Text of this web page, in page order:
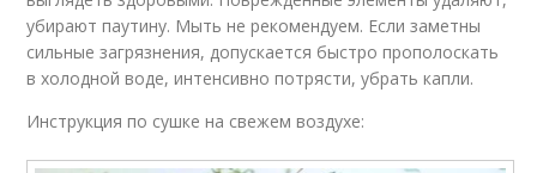
убирают паутину. Мыть не рекомендуем. Если заметны
сильные загрязнения, допускается быстро прополоскать
в холодной воде, интенсивно потрясти, убрать капли.
Инструкция по сушке на свежем воздухе: